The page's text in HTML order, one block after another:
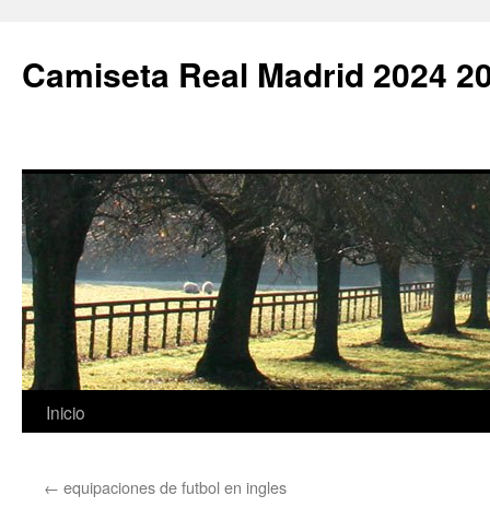
Camiseta Real Madrid 2024
Saltar
contenido
Inicio
← equipaciones de futbol en ingles